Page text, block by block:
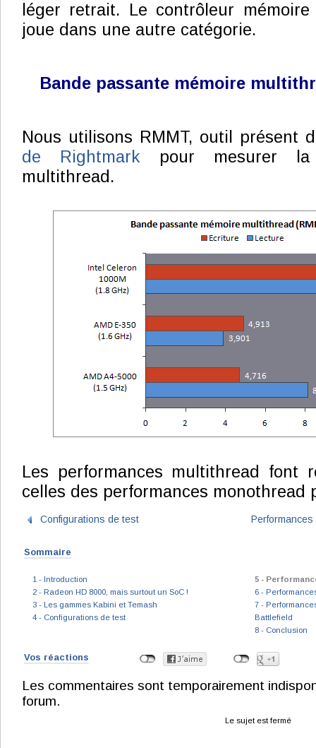
léger retrait. Le contrôleur
joue dans une autre catégorie.
Bande passante mémoire
Nous utilisons RMMT, outil présent
de Rightmark pour mesurer la
multithread.
Les performances multithread font
celles des performances monothread
Configurations de test
Sommaire
1 - Introduction
2 - Radeon HD 8000, mais surtout un SoC !
3 - Les gammes Kabini et Temash
4 - Configurations de test
5 -
6 -
7 -
Battlefield
8 - Conclusion
Vos réactions
Les commentaires sont temporairement
forum.
Le sujet est fermé